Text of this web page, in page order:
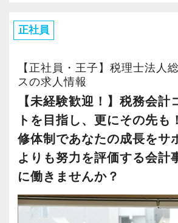
私たちが目指す姿は、「経営の
ナル」です。
決して「経営ができる」という
そこには「経営者の悩み事を何
という強い想いがあります。
顧問先の様々な悩みに触れる内
こと」がきっと見つかるはずで
前職での経験を活かしながら、
と」に打ち込んだことで、顧問
たとき、それが「やりがい」と
が多いです。
正社員
【正社員・王子】税理士法人
スの求人情報
【未経験歓迎！】税務会計
トを目指し、更にその先も
修体制であなたの成長をサ
よりも努力を評価する会計
に働きませんか？